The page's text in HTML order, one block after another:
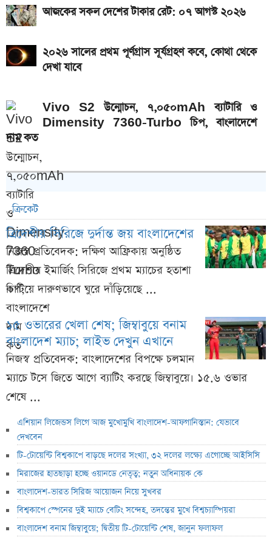
আজকের সকল দেশের টাকার রেট: ০৭ আগস্ট ২০২৬
২০২৬ সালের প্রথম পূর্ণগ্রাস সূর্যগ্রহণ কবে, কোথা থেকে
দেখা যাবে
Vivo S2 উন্মোচন, ৭,০৫০mAh ব্যাটারি ও
Dimensity 7360-Turbo চিপ, বাংলাদেশে
দাম কত
ক্রিকেট
ত্রিদেশীয় সিরিজে দুর্দান্ত জয় বাংলাদেশের
নিজস্ব প্রতিবেদক: দক্ষিণ আফ্রিকায় অনুষ্ঠিত
ত্রিদেশীয় ইমার্জিং সিরিজে প্রথম ম্যাচের হতাশা
কাটিয়ে দারুণভাবে ঘুরে দাঁড়িয়েছে ...
১৫ ওভারের খেলা শেষ; জিম্বাবুয়ে বনাম
বাংলাদেশ ম্যাচ; লাইভ দেখুন এখানে
নিজস্ব প্রতিবেদক: বাংলাদেশের বিপক্ষে চলমান
ম্যাচে টসে জিতে আগে ব্যাটিং করছে জিম্বাবুয়ে। ১৫.৬ ওভার
শেষে ...
এশিয়ান লিজেন্ডস লিগে আজ মুখোমুখি বাংলাদেশ-আফগানিস্তান: যেভাবে
দেখবেন
টি-টোয়েন্টি বিশ্বকাপে বাড়ছে দলের সংখ্যা, ৩২ দলের লক্ষ্যে এগোচ্ছে আইসিসি
মিরাজের হাতছাড়া হচ্ছে ওয়ানডে নেতৃত্ব; নতুন অধিনায়ক কে
বাংলাদেশ-ভারত সিরিজ আয়োজন নিয়ে সুখবর
বিশ্বকাপে স্পেনের দুই ম্যাচে বেটিং সন্দেহ, তদন্তের মুখে বিশ্বচ্যাম্পিয়রা
বাংলাদেশ বনাম জিম্বাবুয়ে; দ্বিতীয় টি-টোয়েন্টি শেষ, জানুন ফলাফল